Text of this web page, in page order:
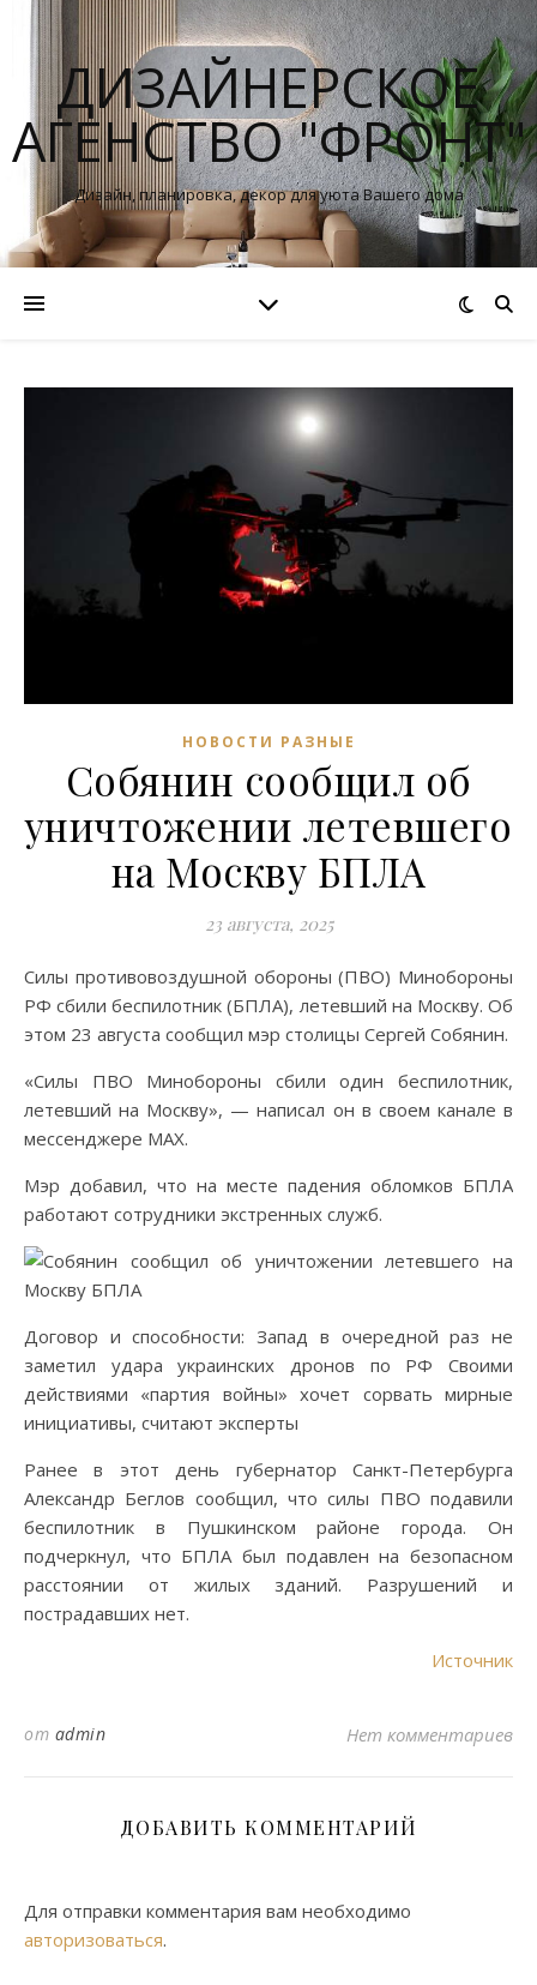
ДИЗАЙНЕРСКОЕ
АГЕНСТВО "ФРОНТ"
Дизайн, планировка, декор для уюта Вашего дома
НОВОСТИ РАЗНЫЕ
Собянин сообщил об
уничтожении летевшего
на Москву БПЛА
23 августа, 2025
Силы противовоздушной обороны (ПВО) Минобороны
РФ сбили беспилотник (БПЛА), летевший на Москву. Об
этом 23 августа сообщил мэр столицы Сергей Собянин.
«Силы ПВО Минобороны сбили один беспилотник,
летевший на Москву», — написал он в своем канале в
мессенджере MAX.
Мэр добавил, что на месте падения обломков БПЛА
работают сотрудники экстренных служб.
Договор и способности: Запад в очередной раз не
заметил удара украинских дронов по РФ Своими
действиями «партия войны» хочет сорвать мирные
инициативы, считают эксперты
Ранее в этот день губернатор Санкт-Петербурга
Александр Беглов сообщил, что силы ПВО подавили
беспилотник в Пушкинском районе города. Он
подчеркнул, что БПЛА был подавлен на безопасном
расстоянии от жилых зданий. Разрушений и
пострадавших нет.
Источник
от admin Нет комментариев
ДОБАВИТЬ КОММЕНТАРИЙ
Для отправки комментария вам необходимо
авторизоваться.